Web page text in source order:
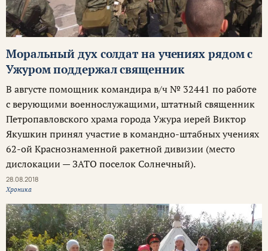
Моральный дух солдат на учениях рядом с
Ужуром поддержал священник
В августе помощник командира в/ч № 32441 по работе
с верующими военнослужащими, штатный священник
Петропавловского храма города Ужура иерей Виктор
Якушкин принял участие в командно-штабных учениях
62-ой Краснознаменной ракетной дивизии (место
дислокации — ЗАТО поселок Солнечный).
28.08.2018
Хроника